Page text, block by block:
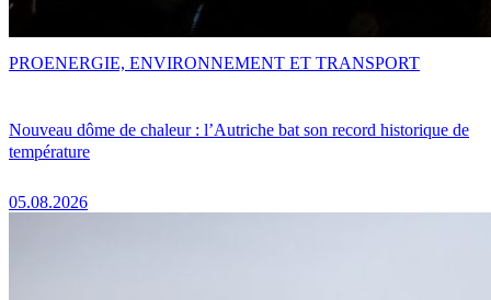
Nouveau dôme de chaleur : l’Autriche bat son record historique de
température
05.08.2026
PROENERGIE, ENVIRONNEMENT ET TRANSPORT